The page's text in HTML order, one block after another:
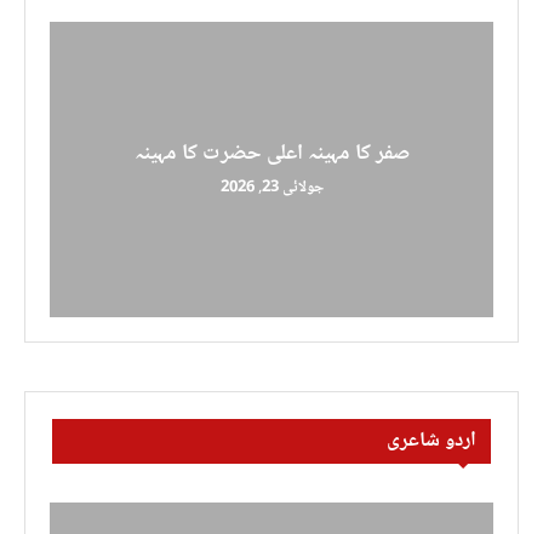
صفر کا مہینہ اعلی حضرت کا مہینہ
جولائی 23, 2026
اردو شاعری